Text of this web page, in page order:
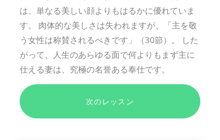
は、単なる美しい顔よりもはるかに優れていま
す。 肉体的な美しさは失われますが、「主を敬
う女性は称賛されるべきです」（30節）。 した
がって、人生のあらゆる面で何よりもまず主に
仕える妻は、究極の名誉ある奉仕です。
次のレッスン